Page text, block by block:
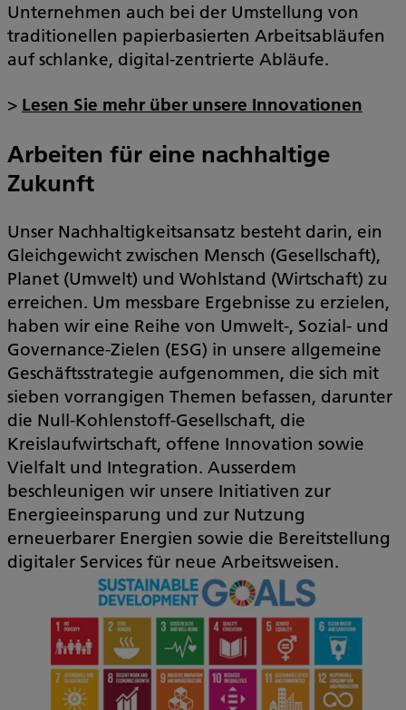
Unternehmen auch bei der Umstellung von
traditionellen papierbasierten Arbeitsabläufen
auf schlanke, digital-zentrierte Abläufe.
> Lesen Sie mehr über unsere Innovationen
Arbeiten für eine nachhaltige
Zukunft
Unser Nachhaltigkeitsansatz besteht darin, ein
Gleichgewicht zwischen Mensch (Gesellschaft),
Planet (Umwelt) und Wohlstand (Wirtschaft) zu
erreichen. Um messbare Ergebnisse zu erzielen,
haben wir eine Reihe von Umwelt-, Sozial- und
Governance-Zielen (ESG) in unsere allgemeine
Geschäftsstrategie aufgenommen, die sich mit
sieben vorrangigen Themen befassen, darunter
die Null-Kohlenstoff-Gesellschaft, die
Kreislaufwirtschaft, offene Innovation sowie
Vielfalt und Integration. Ausserdem
beschleunigen wir unsere Initiativen zur
Energieeinsparung und zur Nutzung
erneuerbarer Energien sowie die Bereitstellung
digitaler Services für neue Arbeitsweisen.